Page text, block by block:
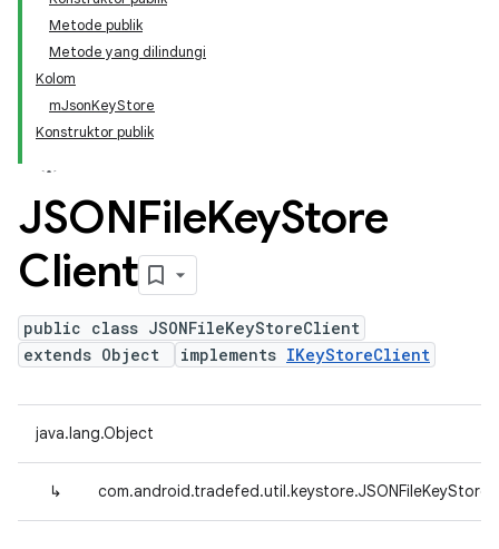
Metode publik
Metode yang dilindungi
Kolom
mJsonKeyStore
Konstruktor publik
JSONFileKeyStore
Client
public class JSONFileKeyStoreClient
extends Object
implements IKeyStoreClient
java.lang.Object
↳